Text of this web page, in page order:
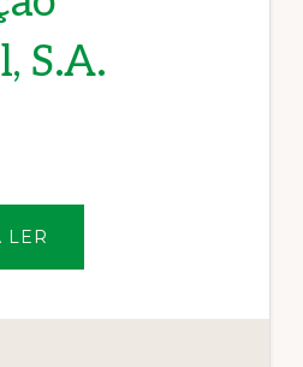
S.A.
LER
E
S.A.